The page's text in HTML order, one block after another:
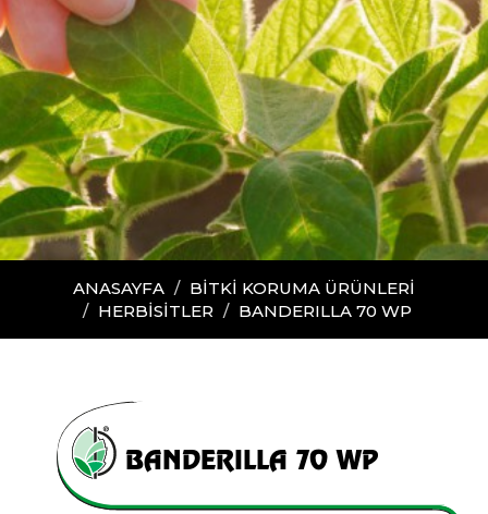
ANASAYFA
BİTKİ KORUMA ÜRÜNLERİ
HERBİSİTLER
BANDERILLA 70 WP
BANDERILLA 70 WP